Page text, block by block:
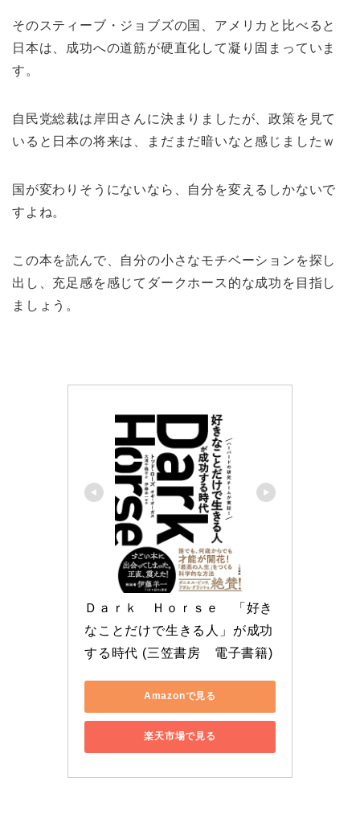
そのスティーブ・ジョブズの国、アメリカと比べると
日本は、成功への道筋が硬直化して凝り固まっていま
す。
自民党総裁は岸田さんに決まりましたが、政策を見て
いると日本の将来は、まだまだ暗いなと感じましたｗ
国が変わりそうにないなら、自分を変えるしかないで
すよね。
この本を読んで、自分の小さなモチベーションを探し
出し、充足感を感じてダークホース的な成功を目指し
ましょう。
Ｄａｒｋ　Ｈｏｒｓｅ　「好き
なことだけで生きる人」が成功
する時代 (三笠書房　電子書籍)
Amazonで見る
楽天市場で見る